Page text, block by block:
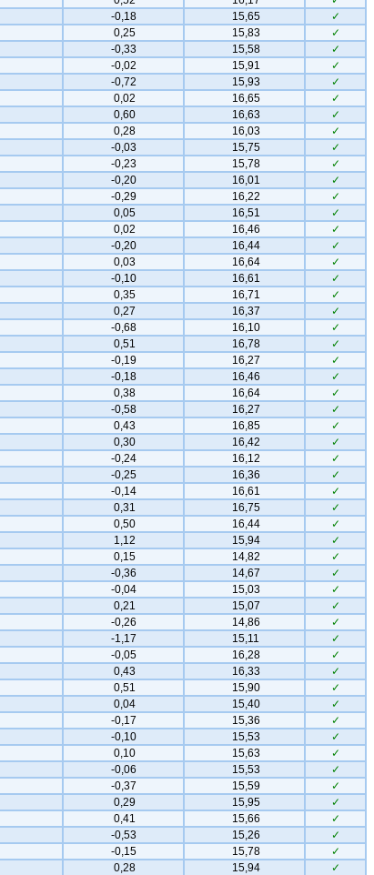
-0,18 15,65
✓
0,25 15,83
✓
-0,33 15,58
✓
-0,02 15,91
✓
-0,72 15,93
✓
0,02 16,65
✓
0,60 16,63
✓
0,28 16,03
✓
-0,03 15,75
✓
-0,23 15,78
✓
-0,20 16,01
✓
-0,29 16,22
✓
0,05 16,51
✓
0,02 16,46
✓
-0,20 16,44
✓
0,03 16,64
✓
-0,10 16,61
✓
0,35 16,71
✓
0,27 16,37
✓
-0,68 16,10
✓
0,51 16,78
✓
-0,19 16,27
✓
-0,18 16,46
✓
0,38 16,64
✓
-0,58 16,27
✓
0,43 16,85
✓
0,30 16,42
✓
-0,24 16,12
✓
-0,25 16,36
✓
-0,14 16,61
✓
0,31 16,75
✓
0,50 16,44
✓
1,12 15,94
✓
0,15 14,82
✓
-0,36 14,67
✓
-0,04 15,03
✓
0,21 15,07
✓
-0,26 14,86
✓
-1,17 15,11
✓
-0,05 16,28
✓
0,43 16,33
✓
0,51 15,90
✓
0,04 15,40
✓
-0,17 15,36
✓
-0,10 15,53
✓
0,10 15,63
✓
-0,06 15,53
✓
-0,37 15,59
✓
0,29 15,95
✓
0,41 15,66
✓
-0,53 15,26
✓
-0,15 15,78
✓
0,28 15,94
✓